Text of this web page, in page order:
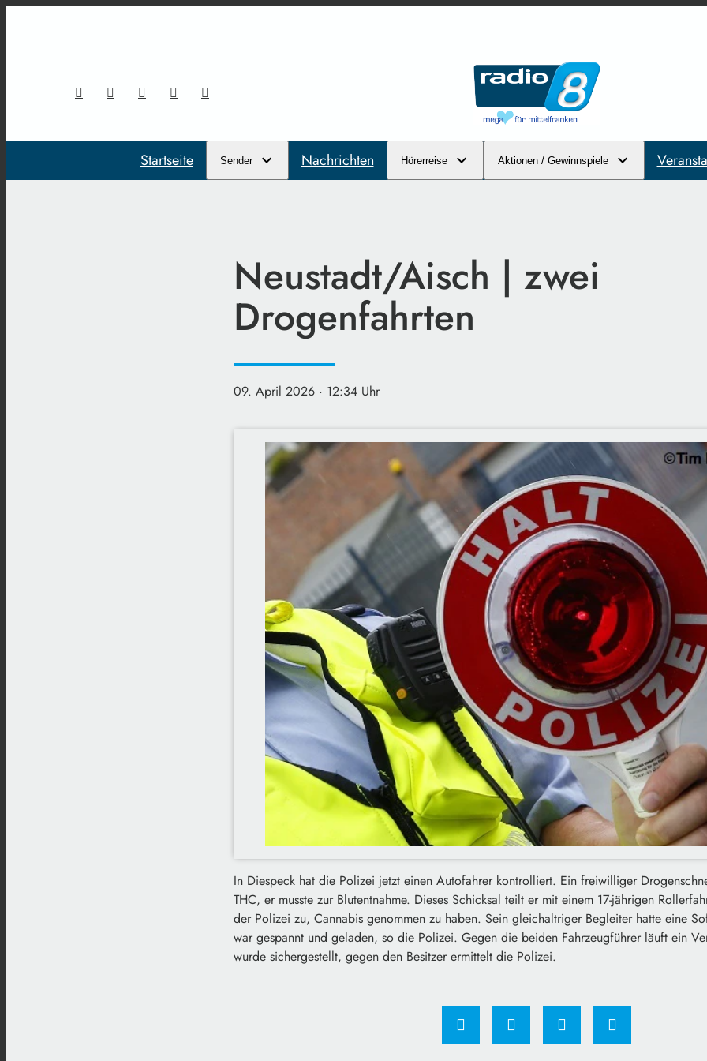
Startseite Sender Nachrichten Hörerreise Aktionen / Gewinnspiele
Neustadt/Aisch | zwei
Drogenfahrten
09. April 2026 · 12:34 Uhr
In Diespeck hat die Polizei jetzt einen Autofahrer kontrolliert. Ein freiwilliger
THC, er musste zur Blutentnahme. Dieses Schicksal teilt er mit einem 17-jährigen
der Polizei zu, Cannabis genommen zu haben. Sein gleichaltriger Begleiter hatte eine
war gespannt und geladen, so die Polizei. Gegen die beiden Fahrzeugführer läuft ein
wurde sichergestellt, gegen den Besitzer ermittelt die Polizei.